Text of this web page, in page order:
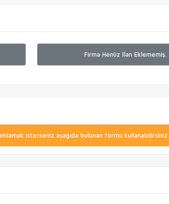
Firma Henüz İlan Eklememiş.
isterseniz aşağıda bulunan formu kullanabilirsiniz.